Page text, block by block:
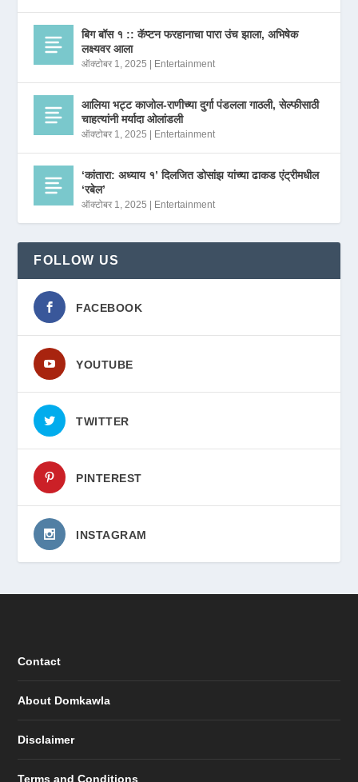
बिग बॉस १ :: कॅप्टन फरहानाचा पारा उंच झाला, अभिषेक
लक्ष्यवर आला
ऑक्टोबर 1, 2025 | Entertainment
आलिया भट्ट काजोल-राणीच्या दुर्गा पंडलला गाठली, सेल्फीसाठी
चाहत्यांनी मर्यादा ओलांडली
ऑक्टोबर 1, 2025 | Entertainment
‘कांतारा: अध्याय १’ दिलजित डोसांझ यांच्या ढाकड एंट्रीमधील
‘रबेल’
ऑक्टोबर 1, 2025 | Entertainment
FOLLOW US
FACEBOOK
YOUTUBE
TWITTER
PINTEREST
INSTAGRAM
Contact
About Domkawla
Disclaimer
Terms and Conditions